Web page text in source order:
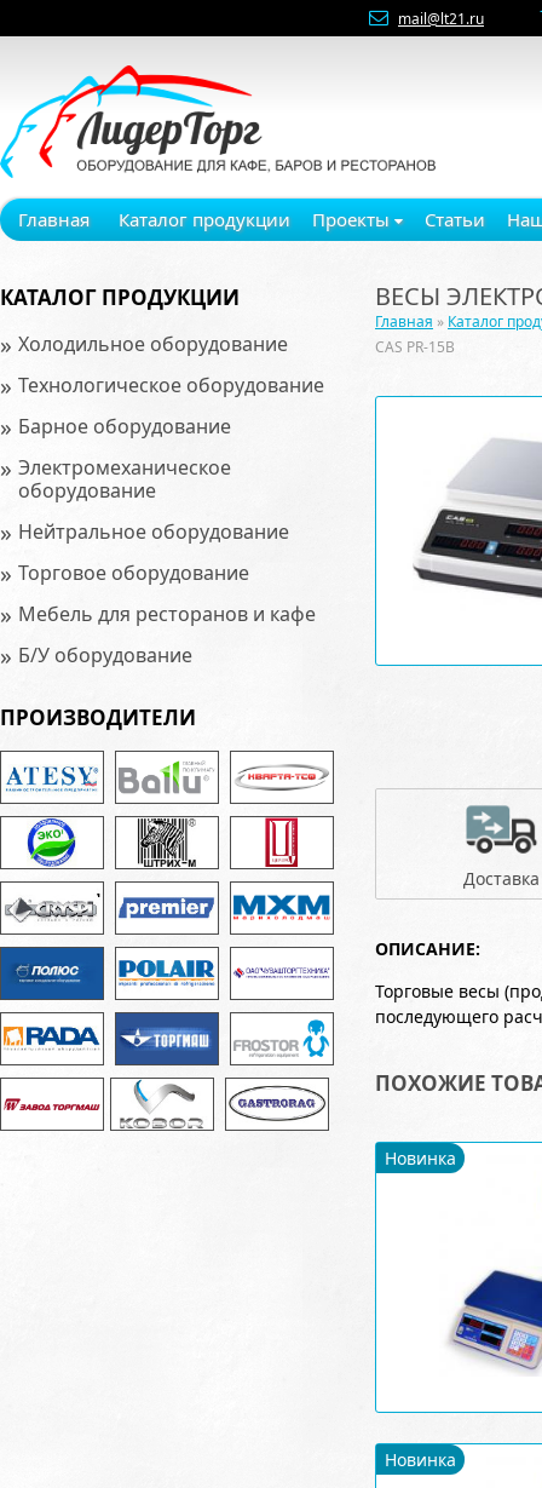
mail@lt21.ru
Главная Каталог продукции Проекты Статьи
КАТАЛОГ ПРОДУКЦИИ
» Холодильное оборудование
» Технологическое оборудование
» Барное оборудование
» Электромеханическое
оборудование
» Нейтральное оборудование
» Торговое оборудование
» Мебель для ресторанов и кафе
» Б/У оборудование
ПРОИЗВОДИТЕЛИ
ВЕСЫ
Главная » Каталог
CAS PR-15B
Доставка
ОПИСАНИЕ:
Торговые весы
последующего
ПОХОЖИЕ
Новинка
Новинка